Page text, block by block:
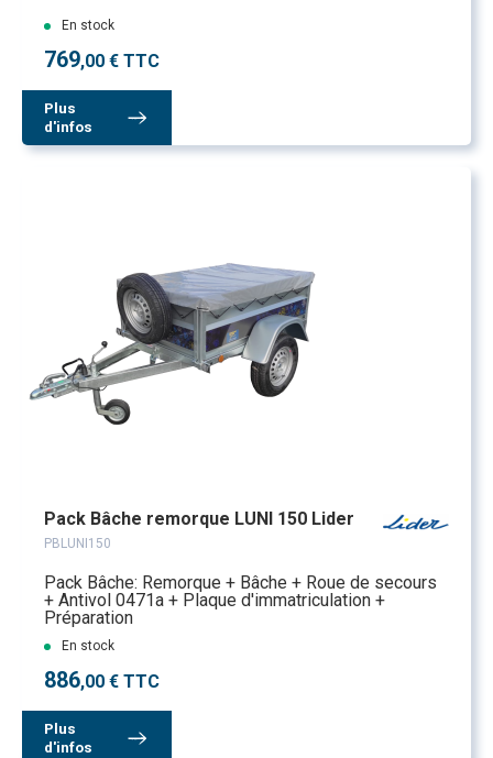
En stock
769,00 € TTC
Plus
d'infos
Pack Bâche remorque LUNI 150 Lider
PBLUNI150
Pack Bâche: Remorque + Bâche + Roue de secours
+ Antivol 0471a + Plaque d'immatriculation +
Préparation
En stock
886,00 € TTC
Plus
d'infos